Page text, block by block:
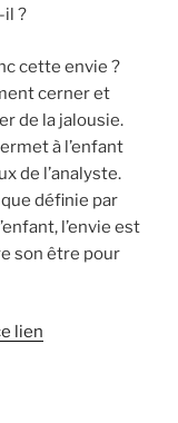
il ?
cette envie ?
cerner et
de la jalousie.
à l’enfant
de l’analyste.
définie par
l’envie est
son être pour
lien